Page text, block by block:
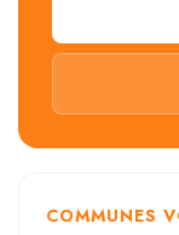
COMMUNES